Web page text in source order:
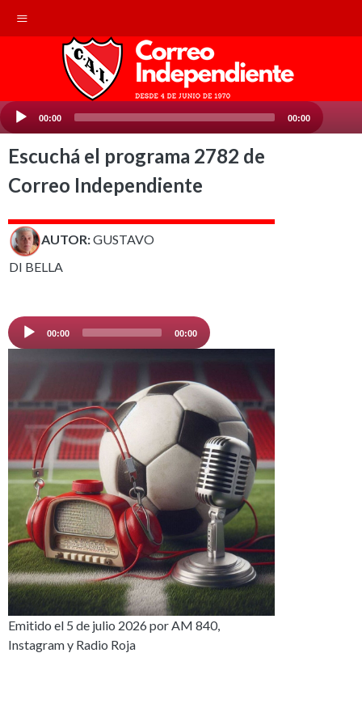
Reproductor
de
audio
00:00 00:00
Escuchá el programa 2782 de
Correo Independiente
AUTOR:GUSTAVO
DI BELLA
Audio
Player
00:00 00:00
Emitido el 5 de julio 2026 por AM 840,
Instagram y Radio Roja